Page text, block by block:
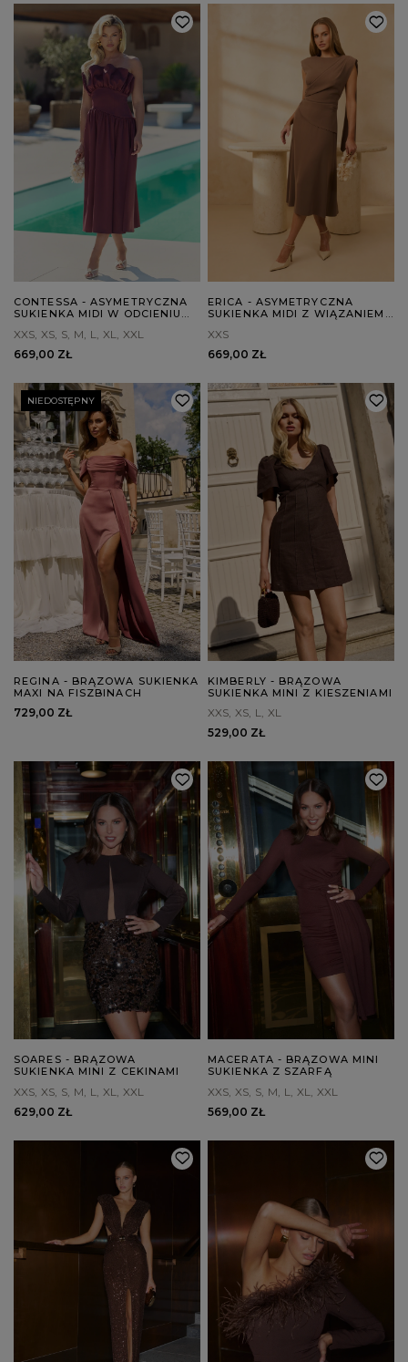
CONTESSA - ASYMETRYCZNA
SUKIENKA MIDI W ODCIENIU
XXS XS S M L XL
XXL
669,00 ZŁ
ERICA - ASYMETRYCZNA
SUKIENKA MIDI Z WIĄZANIEM
XXS
669,00 ZŁ
NIEDOSTĘPNY
REGINA - BRĄZOWA SUKIENKA
MAXI NA FISZBINACH
729,00 ZŁ
KIMBERLY - BRĄZOWA
SUKIENKA MINI Z KIESZENIAMI
XXS XS L XL
529,00 ZŁ
SOARES - BRĄZOWA
SUKIENKA MINI Z CEKINAMI
XXS XS S M L XL
XXL
629,00 ZŁ
MACERATA - BRĄZOWA MINI
SUKIENKA Z SZARFĄ
XXS XS S M L XL
XXL
569,00 ZŁ